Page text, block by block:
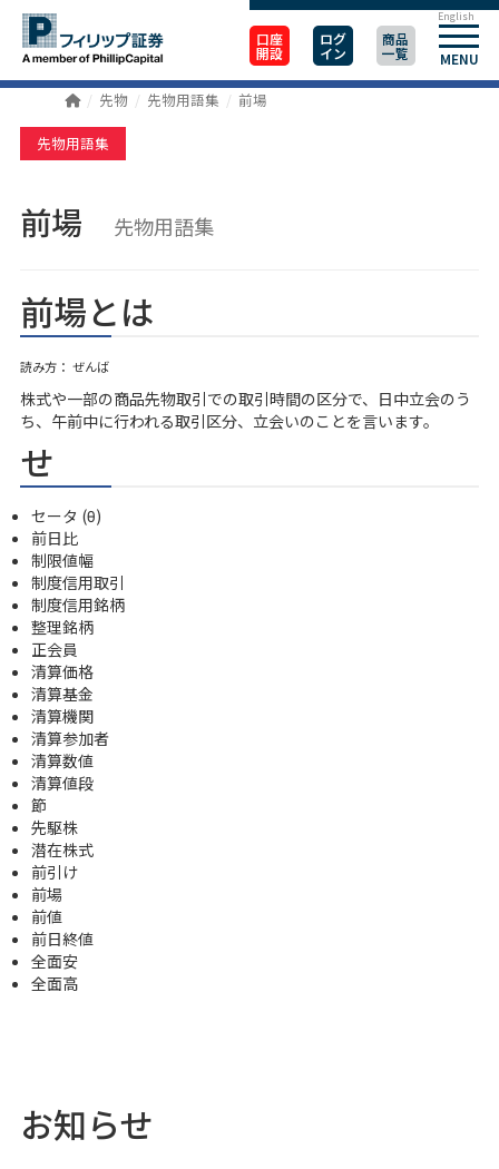
口座
開設
ログ
イン
商品
一覧 MENU
English
先物 先物用語集 前場
先物用語集
前場 先物用語集
前場とは
読み方： ぜんば
株式や一部の商品先物取引での取引時間の区分で、日中立会のう
ち、午前中に行われる取引区分、立会いのことを言います。
せ
セータ (θ)
前日比
制限値幅
制度信用取引
制度信用銘柄
整理銘柄
正会員
清算価格
清算基金
清算機関
清算参加者
清算数値
清算値段
節
先駆株
潜在株式
前引け
前場
前値
前日終値
全面安
全面高
お知らせ